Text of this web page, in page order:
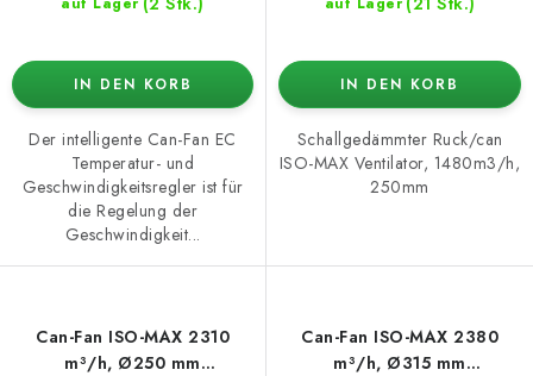
IN DEN KORB
Der intelligente Can-Fan EC
Temperatur- und
Geschwindigkeitsregler ist für
die Regelung der
Geschwindigkeit...
IN DEN KORB
Schallgedämmter Ruck/can
ISO-MAX Ventilator, 1480m3/h,
250mm
Can-Fan ISO-MAX 2310
m³/h, Ø250 mm
Can-Fan ISO-MAX 2380
m³/h, Ø315 mm